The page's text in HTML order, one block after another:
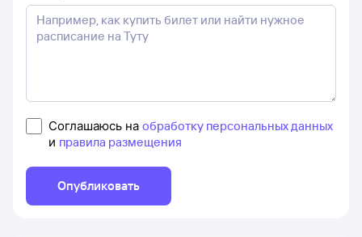
Соглашаюсь на обработку персональных данных
и правила размещения
Опубликовать